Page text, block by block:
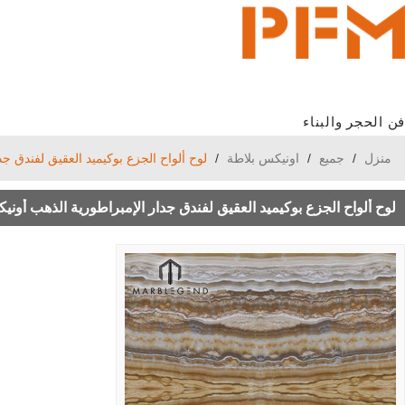
فن الحجر والبناء
منزل / جميع / اونيكس بلاطة / لوح ألواح الجزع بوكيميد العقيق لفندق
لوح ألواح الجزع بوكيميد العقيق لفندق جدار الإمبراطورية الذهب